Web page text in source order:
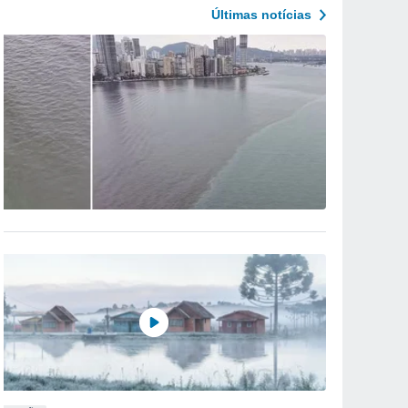
Últimas notícias